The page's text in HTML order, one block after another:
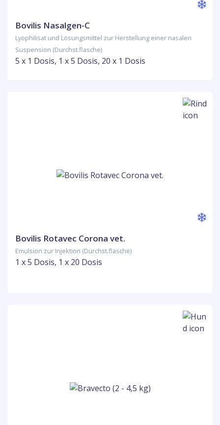
Bovilis Nasalgen-C
Lyophilisat und Lösungsmittel zur Herstellung einer nasalen
Suspension (Durchst.flasche)
5 x 1 Dosis, 1 x 5 Dosis, 20 x 1 Dosis
Bovilis Rotavec Corona vet.
Emulsion zur Injektion (Durchst.flasche)
1 x 5 Dosis, 1 x 20 Dosis